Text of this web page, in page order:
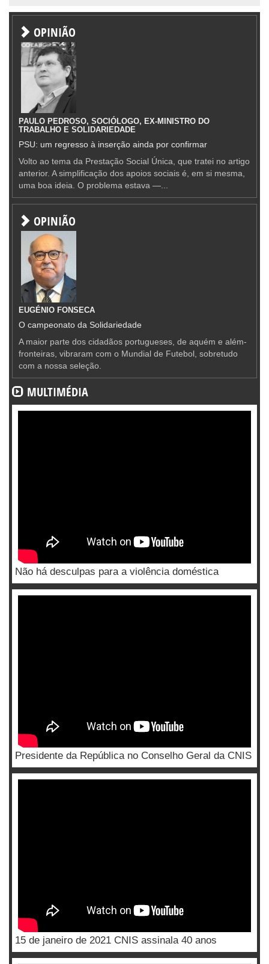
OPINIÃO
PAULO PEDROSO, SOCIÓLOGO, EX-MINISTRO DO
TRABALHO E SOLIDARIEDADE
PSU: um regresso à inserção ainda por confirmar
Volto ao tema da Prestação Social Única, que tratei no artigo
anterior. A simplificação dos apoios sociais é, em si mesma,
uma boa ideia. O problema estava —...
OPINIÃO
EUGÉNIO FONSECA
O campeonato da Solidariedade
A maior parte dos cidadãos portugueses, de aquém e além-
fronteiras, vibraram com o Mundial de Futebol, sobretudo
com a nossa seleção.
MULTIMÉDIA
Não há desculpas para a violência doméstica
Presidente da República no Conselho Geral da CNIS
15 de janeiro de 2021 CNIS assinala 40 anos